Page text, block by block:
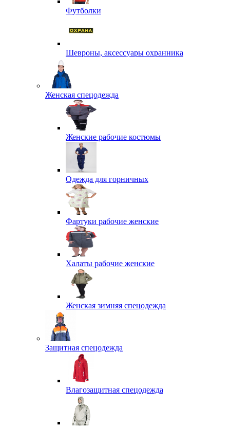
Футболки
Шевроны, аксессуары охранника
Женская спецодежда
Женские рабочие костюмы
Одежда для горничных
Фартуки рабочие женские
Халаты рабочие женские
Женская зимняя спецодежда
Защитная спецодежда
Влагозащитная спецодежда